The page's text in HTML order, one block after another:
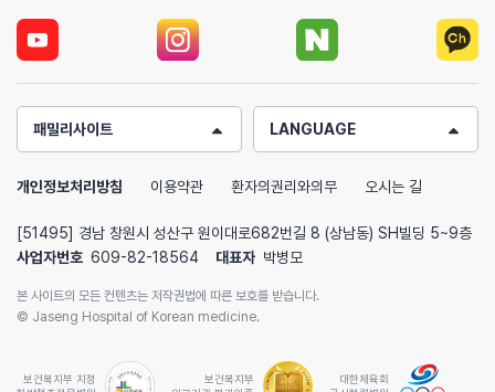
패밀리사이트 LANGUAGE
개인정보처리방침 이용약관 환자의권리와의무 오시는 길
[51495] 경남 창원시 성산구 원이대로682번길 8 (상남동) SH빌딩 5~9층
사업자번호 609-82-18564 대표자 박병모
본 사이트의 모든 컨텐츠는 저작권법에 따른 보호를 받습니다.
© Jaseng Hospital of Korean medicine.
보건복지부 지정
보건복지부
대한체육회